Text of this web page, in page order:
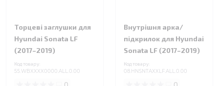
Торцеві заглушки для
Hyundai Sonata LF
(2017–2019)
Код товару:
55.WBXXXX0000.ALL.0.00
Внутрішня арка/
підкрилок для Hyundai
Sonata LF (2017–2019)
Код товару:
08.HNSNTAXXLF.ALL.0.00